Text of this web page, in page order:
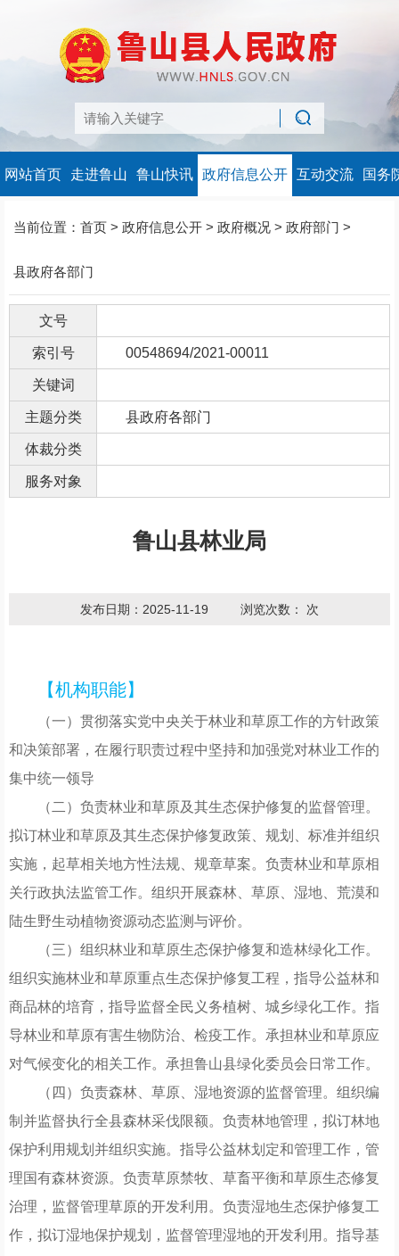
网站首页 走进鲁山 鲁山快讯 政府信息公开 互动交流 国务
当前位置： 首页 > 政府信息公开 > 政府概况 > 政府部门 >
县政府各部门
文号
索引号 00548694/2021-00011
关键词
主题分类 县政府各部门
体裁分类
服务对象
鲁山县林业局
发布日期：2025-11-19 浏览次数： 次
【机构职能】
（一）贯彻落实党中央关于林业和草原工作的方针政策
和决策部署，在履行职责过程中坚持和加强党对林业工作的
集中统一领导
（二）负责林业和草原及其生态保护修复的监督管理。
拟订林业和草原及其生态保护修复政策、规划、标准并组织
实施，起草相关地方性法规、规章草案。负责林业和草原相
关行政执法监管工作。组织开展森林、草原、湿地、荒漠和
陆生野生动植物资源动态监测与评价。
（三）组织林业和草原生态保护修复和造林绿化工作。
组织实施林业和草原重点生态保护修复工程，指导公益林和
商品林的培育，指导监督全民义务植树、城乡绿化工作。指
导林业和草原有害生物防治、检疫工作。承担林业和草原应
对气候变化的相关工作。承担鲁山县绿化委员会日常工作。
（四）负责森林、草原、湿地资源的监督管理。组织编
制并监督执行全县森林采伐限额。负责林地管理，拟订林地
保护利用规划并组织实施。指导公益林划定和管理工作，管
理国有森林资源。负责草原禁牧、草畜平衡和草原生态修复
治理，监督管理草原的开发利用。负责湿地生态保护修复工
作，拟订湿地保护规划，监督管理湿地的开发利用。指导基